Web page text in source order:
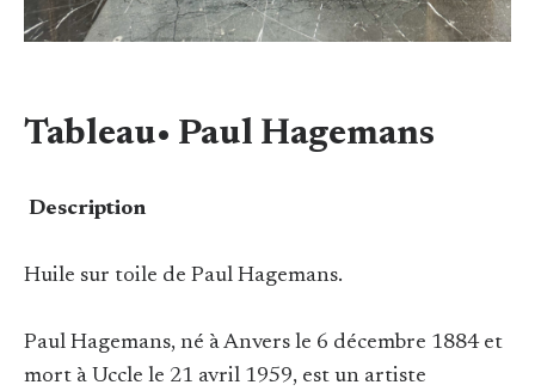
Tableau• Paul Hagemans
Description
Huile sur toile de Paul Hagemans.
Paul Hagemans, né à Anvers le 6 décembre 1884 et
mort à Uccle le 21 avril 1959, est un artiste